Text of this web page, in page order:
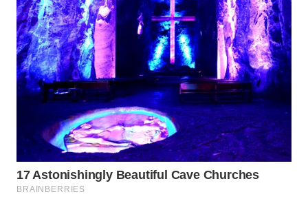
WN
DANAU
TOBA
WN
NIAS
WN
LANGKAT
WN
TAPANULI